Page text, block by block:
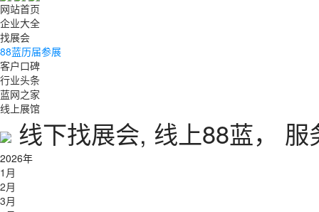
网站首页
企业大全
找展会
88蓝历届参展
客户口碑
行业头条
蓝网之家
线上展馆
线下找展会, 线上88蓝，
2026年
1月
2月
3月